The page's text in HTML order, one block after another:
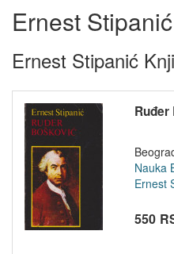
Ernest Stipanić
Ernest Stipanić
Nauka
Ernest
550